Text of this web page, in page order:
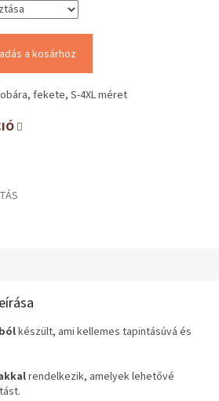
a kosárhoz
fekete, S-4XL méret
készült, ami kellemes tapintásúvá és
rendelkezik, amelyek lehetővé